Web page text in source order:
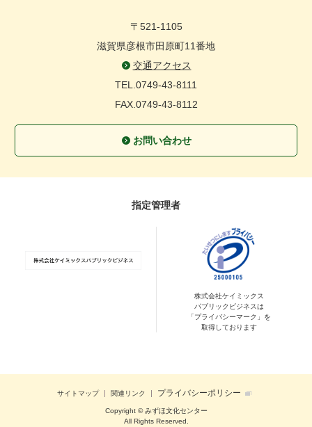
〒521-1105
滋賀県彦根市田原町11番地
交通アクセス
TEL.0749-43-8111
FAX.0749-43-8112
お問い合わせ
指定管理者
株式会社ケイミックス
パブリックビジネスは
「プライバシーマーク」を
取得しております
サイトマップ 関連リンク プライバシーポリシー
Copyright © みずほ文化センター
All Rights Reserved.